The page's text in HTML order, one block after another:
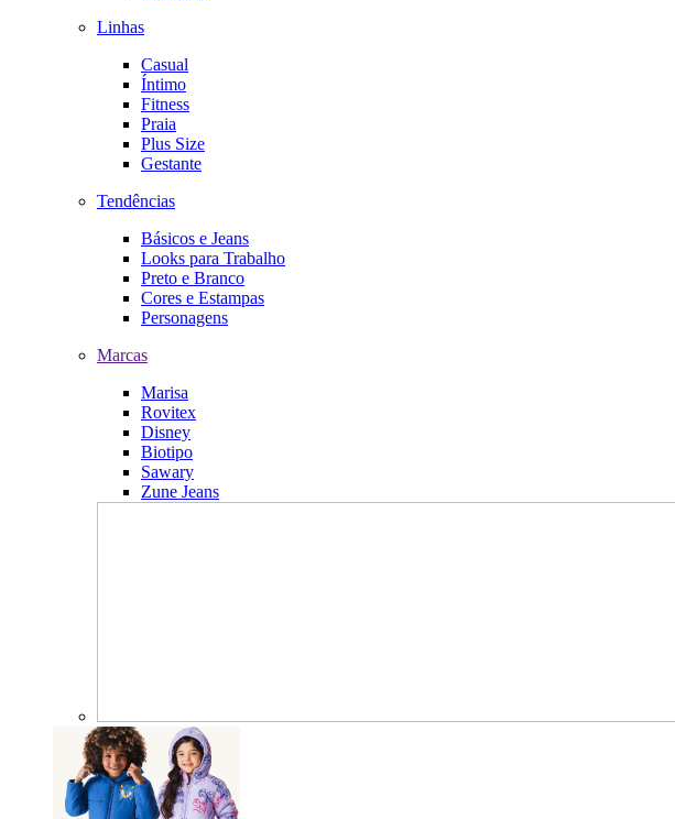
Linhas
Casual
Íntimo
Fitness
Praia
Plus Size
Gestante
Tendências
Básicos e Jeans
Looks para Trabalho
Preto e Branco
Cores e Estampas
Personagens
Marcas
Marisa
Rovitex
Disney
Biotipo
Sawary
Zune Jeans